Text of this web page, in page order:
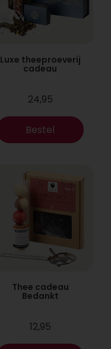
Luxe theeproeverij
cadeau
24,95
Bestel
Thee cadeau
Bedankt
12,95